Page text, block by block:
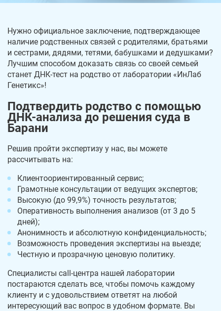
Нужно официальное заключение, подтверждающее
наличие родственных связей с родителями, братьями
и сестрами, дядями, тетями, бабушками и дедушками?
Лучшим способом доказать связь со своей семьей
станет ДНК-тест на родство от лаборатории «ИнЛаб
Генетикс»!
Подтвердить родство с помощью
ДНК-анализа до решения суда в
Барани
Решив пройти экспертизу у нас, вы можете
рассчитывать на:
Клиентоориентированный сервис;
Грамотные консультации от ведущих экспертов;
Высокую (до 99,9%) точность результатов;
Оперативность выполнения анализов (от 3 до 5
дней);
Анонимность и абсолютную конфиденциальность;
Возможность проведения экспертизы на выезде;
Честную и прозрачную ценовую политику.
Специалисты call-центра нашей лаборатории
постараются сделать все, чтобы помочь каждому
клиенту и с удовольствием ответят на любой
интересующий вас вопрос в удобном формате. Вы